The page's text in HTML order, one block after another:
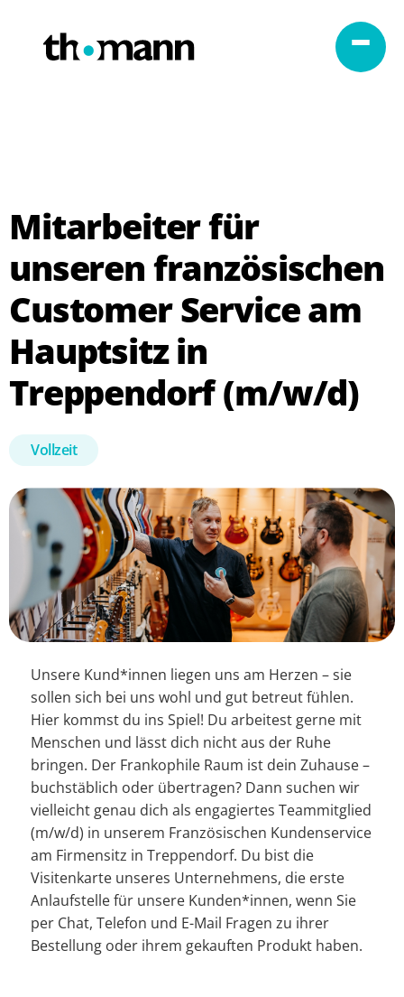
Mitarbeiter für
unseren französischen
Customer Service am
Hauptsitz in
Treppendorf (m/w/d)
Vollzeit
Unsere Kund*innen liegen uns am Herzen – sie
sollen sich bei uns wohl und gut betreut fühlen.
Hier kommst du ins Spiel! Du arbeitest gerne mit
Menschen und lässt dich nicht aus der Ruhe
bringen. Der Frankophile Raum ist dein Zuhause –
buchstäblich oder übertragen? Dann suchen wir
vielleicht genau dich als engagiertes Teammitglied
(m/w/d) in unserem Französischen Kundenservice
am Firmensitz in Treppendorf. Du bist die
Visitenkarte unseres Unternehmens, die erste
Anlaufstelle für unsere Kunden*innen, wenn Sie
per Chat, Telefon und E-Mail Fragen zu ihrer
Bestellung oder ihrem gekauften Produkt haben.